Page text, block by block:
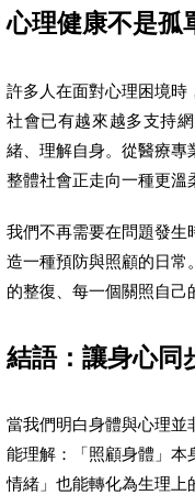
心理健康不是孤
許多人在面對心理困境時
社會已有越來越多支持
緒、理解自身。從醫療專
整體社會正走向一種更溫
我們不再需要在問題發生
造一種預防與照顧的日常
的整復、每一個關照自己
結語：讓身心同
當我們明白身體與心理並
能理解：「照顧身體」本
情緒」也能轉化為生理上